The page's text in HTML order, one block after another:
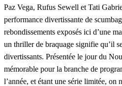
Paz Vega, Rufus Sewell et Tati
performance divertissante de
rebondissements exposés ici d’une
un thriller de braquage signifie qu’il
divertissants. Présentée le jour du
mémorable pour la branche de
l’année, et étant une série limitée, on